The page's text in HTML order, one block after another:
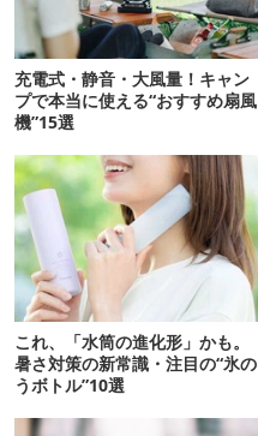
充電式・静音・大風量！キャン
プで本当に使える“おすすめ扇風
機”15選
これ、「水筒の進化形」かも。
暑さ対策の新常識・注目の“氷の
うボトル”10選